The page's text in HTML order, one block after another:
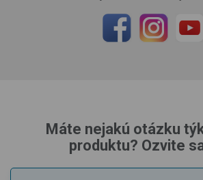
Máte nejakú otázku
produktu? Ozvite